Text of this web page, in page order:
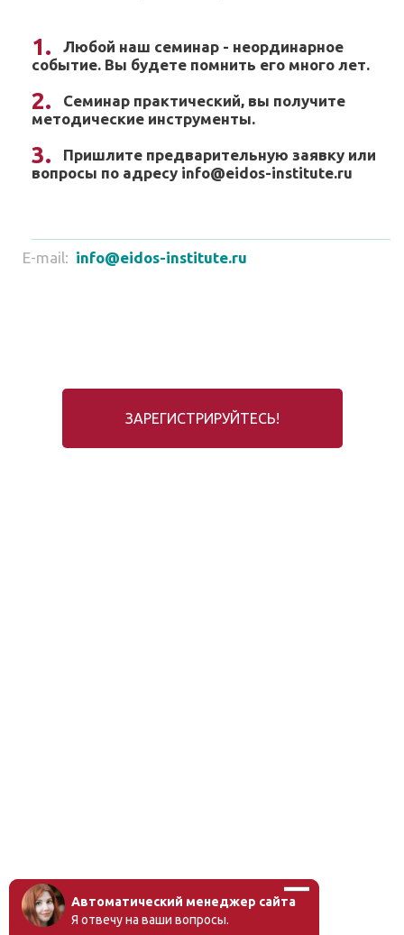
Любой наш семинар - неординарное
событие. Вы будете помнить его много лет.
Семинар практический, вы получите
методические инструменты.
Пришлите предварительную заявку или
вопросы по адресу info@eidos-institute.ru
E-mail: info@eidos-institute.ru
ЗАРЕГИСТРИРУЙТЕСЬ!
Автоматический менеджер сайта
Я отвечу на ваши вопросы.